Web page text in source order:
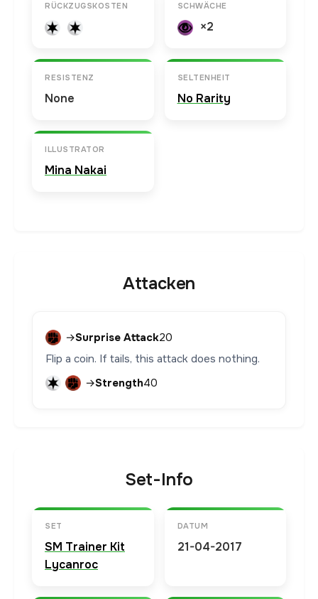
RÜCKZUGSKOSTEN SCHWÄCHE
×2
RESISTENZ
None
SELTENHEIT
No Rarity
ILLUSTRATOR
Mina Nakai
Attacken
→Surprise Attack20
Flip a coin. If tails, this attack does nothing.
→Strength40
Set-Info
SET
SM Trainer Kit
Lycanroc
DATUM
21-04-2017